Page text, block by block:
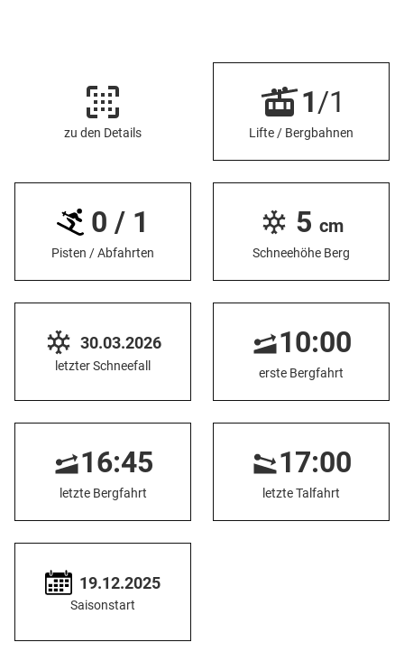
zu den Details
1/1
Lifte / Bergbahnen
0 / 1
Pisten / Abfahrten
5 cm
Schneehöhe Berg
30.03.2026
letzter Schneefall
10:00
erste Bergfahrt
16:45
letzte Bergfahrt
17:00
letzte Talfahrt
19.12.2025
Saisonstart